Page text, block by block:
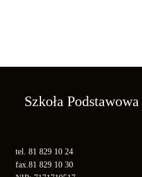
Szkoła Podstawowa
tel. 81 829 10 24
fax.81 829 10 30